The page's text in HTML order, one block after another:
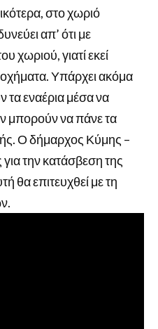
στο χωριό
απ’ ότι με
χωριού, γιατί εκεί
Υπάρχει ακόμα
τα εναέρια μέσα να
μπορούν να πάνε τα
Ο δήμαρχος Κύμης –
για την κατάσβεση της
θα επιτευχθεί με τη